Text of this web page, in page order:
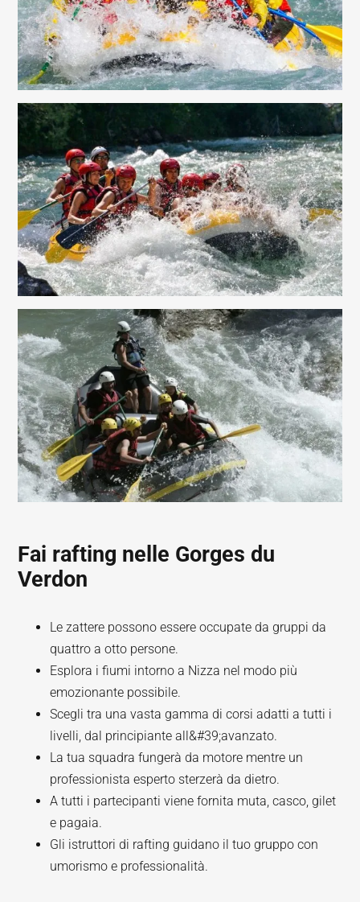
Fai rafting nelle Gorges du
Verdon
Le zattere possono essere occupate da gruppi da
quattro a otto persone.
Esplora i fiumi intorno a Nizza nel modo più
emozionante possibile.
Scegli tra una vasta gamma di corsi adatti a tutti i
livelli, dal principiante all&#39;avanzato.
La tua squadra fungerà da motore mentre un
professionista esperto sterzerà da dietro.
A tutti i partecipanti viene fornita muta, casco, gilet
e pagaia.
Gli istruttori di rafting guidano il tuo gruppo con
umorismo e professionalità.